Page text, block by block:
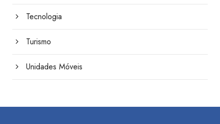
Tecnologia
Turismo
Unidades Móveis